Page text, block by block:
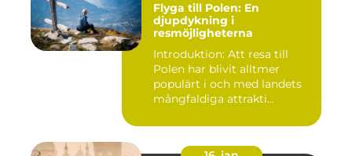
Flyga till Polen: En
djupdykning i
resmöjligheterna
Introduktion: Att resa till
Polen har blivit alltmer
populärt i och med landets
mångfaldiga attrakti...